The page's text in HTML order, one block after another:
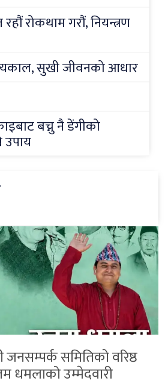
रोकथाम गरौं, नियन्त्रण
सुखी जीवनको आधार
बच्नु नै डेंगीको
उपाय
समितिको वरिष्ठ
धमलाको उम्मेदवारी